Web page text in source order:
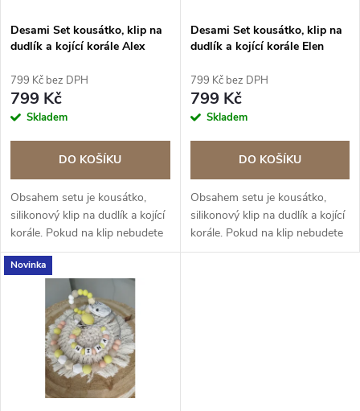
p
r
o
u
k
t
s
p
r
o
d
u
k
Desami Set kousátko, klip na
dudlík a kojící korále Alex
799 Kč bez DPH
799 Kč
Skladem
DO KOŠÍKU
Obsahem setu je kousátko,
silikonový klip na dudlík a kojící
korále. Pokud na klip nebudete
chtít jméno do poznámky
uveďte beze jména.
Desami Set kousátko, klip na
dudlík a kojící korále Elen
799 Kč bez DPH
799 Kč
Skladem
DO KOŠÍKU
Obsahem setu je kousátko,
silikonový klip na dudlík a kojící
korále. Pokud na klip nebudete
chtít jméno do poznámky
Novinka